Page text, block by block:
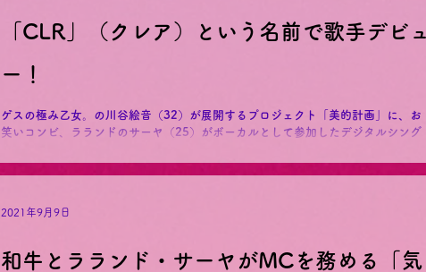
「CLR」（クレア）という名前で歌手デビュ
ー！
ゲスの極み乙女。の川谷絵音（32）が展開するプロジェクト「美的計画」に、お
笑いコンビ、ラランドのサーヤ（25）がボーカルとして参加したデジタルシング
された。...
和牛とラランド・サーヤがMCを務める「気
2021年9月9日